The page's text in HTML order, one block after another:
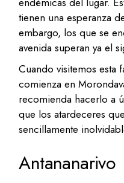
tienen una esperanza
embargo, los que se
avenida superan ya el
Cuando visitemos esta
comienza en
recomienda hacerlo a
que los atardeceres
sencillamente
Antananarivo